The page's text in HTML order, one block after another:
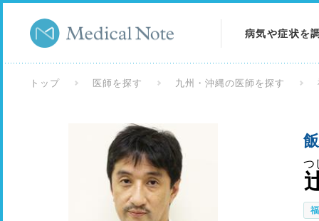
病気や症状を
検査を調べる
トップ 医師を探す 九州・沖縄の医師を探す
つ